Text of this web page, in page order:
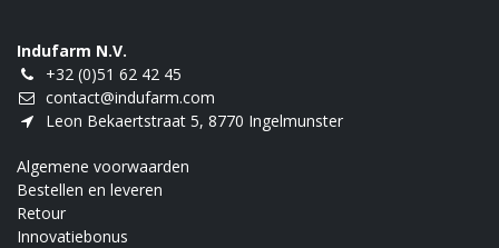
Indufarm N.V.
+32 (0)51 62 42 45
contact@indufarm.com
Leon Bekaertstraat 5, 8770 Ingelmunster
Algemene voorwaarden
Bestellen en leveren
Retour
Innovatiebonus